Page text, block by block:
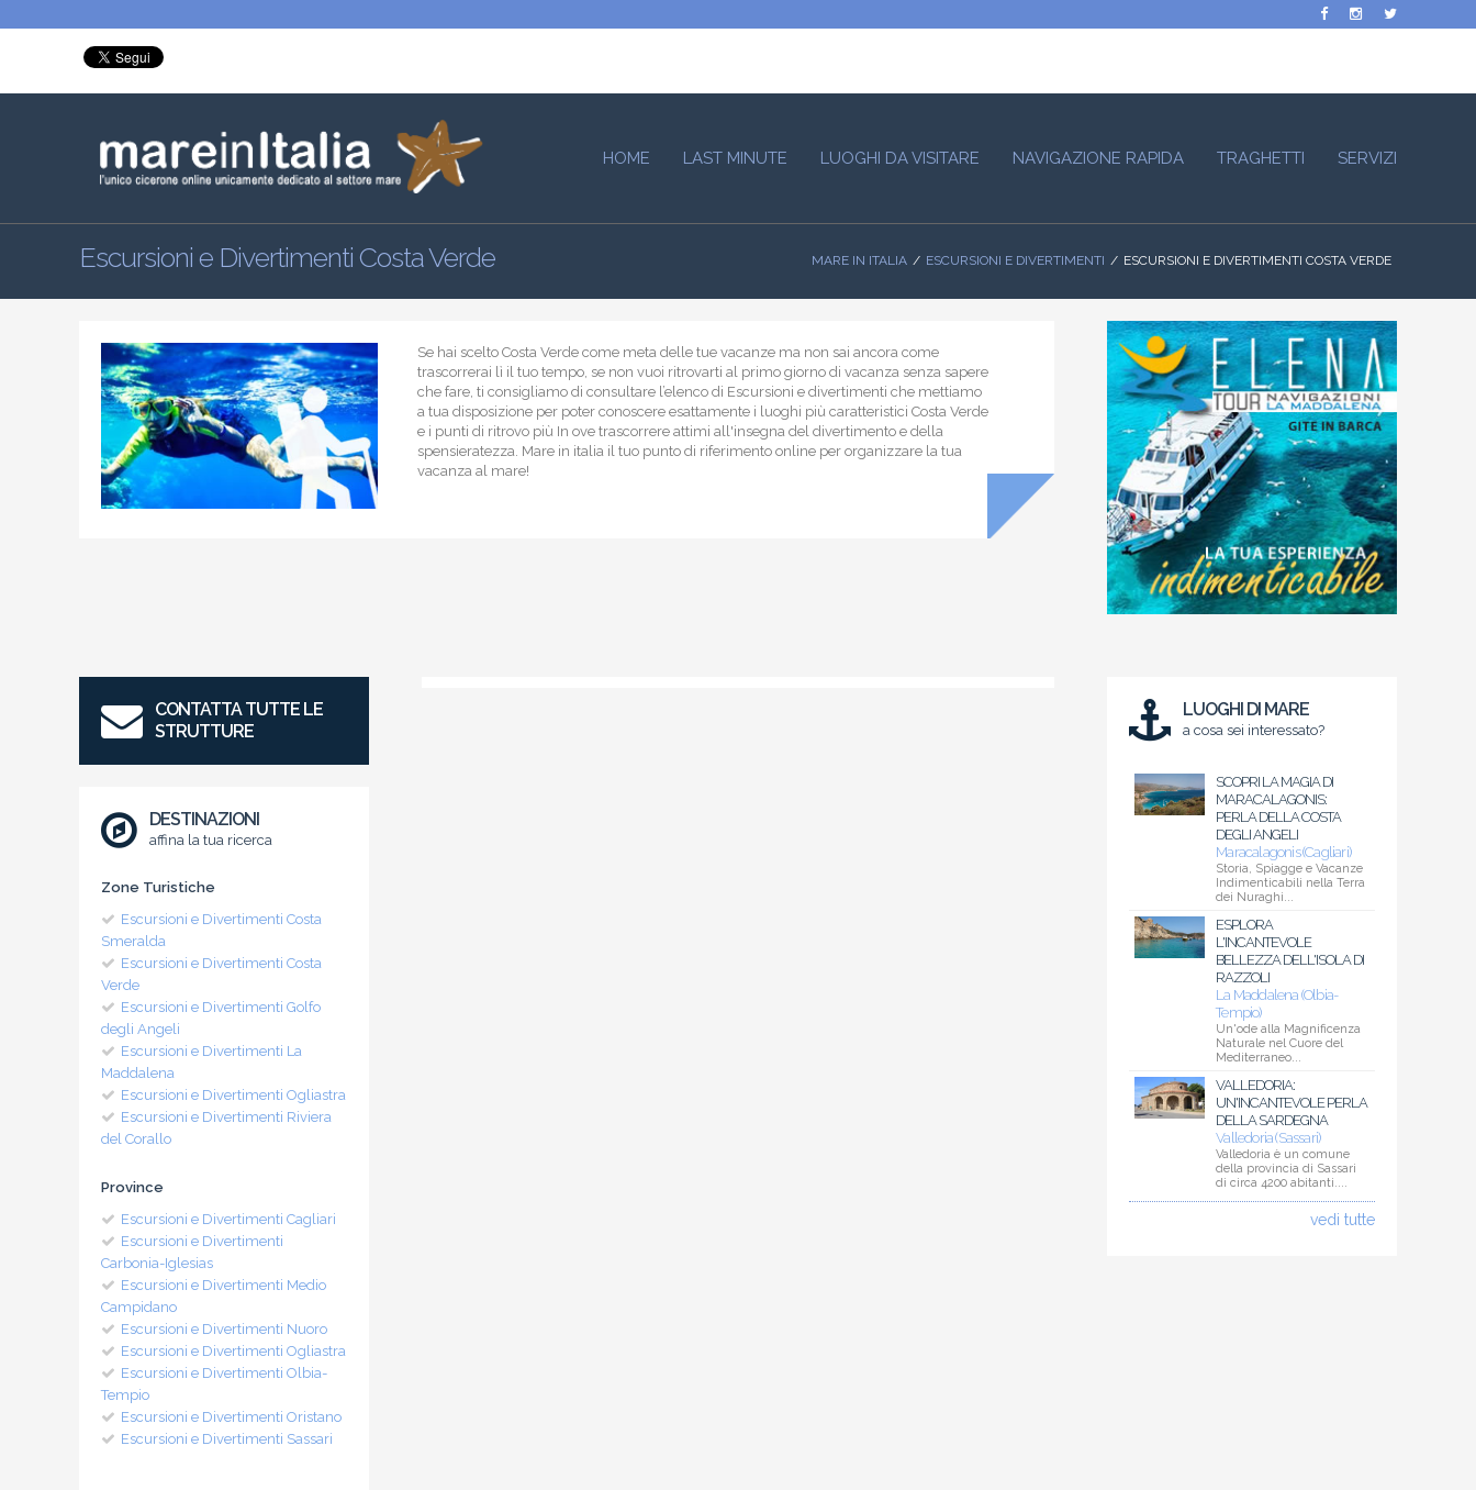
HOME LAST MINUTE LUOGHI DA VISITARE NAVIGAZIONE RAPIDA TRAGHETTI SERVIZI
Escursioni e Divertimenti Costa Verde MARE IN ITALIA ESCURSIONI E DIVERTIMENTI ESCURSIONI E DIVERTIMENTI COSTA VERDE
Se hai scelto Costa Verde come meta delle tue vacanze ma non sai ancora come
trascorrerai lì il tuo tempo, se non vuoi ritrovarti al primo giorno di vacanza senza sapere
che fare, ti consigliamo di consultare l’elenco di Escursioni e divertimenti che mettiamo
a tua disposizione per poter conoscere esattamente i luoghi più caratteristici Costa Verde
e i punti di ritrovo più In ove trascorrere attimi all'insegna del divertimento e della
spensieratezza. Mare in italia il tuo punto di riferimento online per organizzare la tua
vacanza al mare!
CONTATTA TUTTE LE
STRUTTURE
DESTINAZIONI
affina la tua ricerca
Zone Turistiche
Escursioni e Divertimenti Costa
Smeralda
Escursioni e Divertimenti Costa
Verde
Escursioni e Divertimenti Golfo
degli Angeli
Escursioni e Divertimenti La
Maddalena
Escursioni e Divertimenti Ogliastra
Escursioni e Divertimenti Riviera
del Corallo
Province
Escursioni e Divertimenti Cagliari
Escursioni e Divertimenti
Carbonia-Iglesias
Escursioni e Divertimenti Medio
Campidano
Escursioni e Divertimenti Nuoro
Escursioni e Divertimenti Ogliastra
Escursioni e Divertimenti Olbia-
Tempio
Escursioni e Divertimenti Oristano
Escursioni e Divertimenti Sassari
LUOGHI DI MARE
a cosa sei interessato?
SCOPRI LA MAGIA DI
MARACALAGONIS:
PERLA DELLA COSTA
DEGLI ANGELI
Maracalagonis (Cagliari)
Storia, Spiagge e Vacanze
Indimenticabili nella Terra
dei Nuraghi...
ESPLORA
L'INCANTEVOLE
BELLEZZA DELL'ISOLA DI
RAZZOLI
La Maddalena (Olbia-
Tempio)
Un'ode alla Magnificenza
Naturale nel Cuore del
Mediterraneo...
VALLEDORIA:
UN'INCANTEVOLE PERLA
DELLA SARDEGNA
Valledoria (Sassari)
Valledoria è un comune
della provincia di Sassari
di circa 4200 abitanti....
vedi tutte